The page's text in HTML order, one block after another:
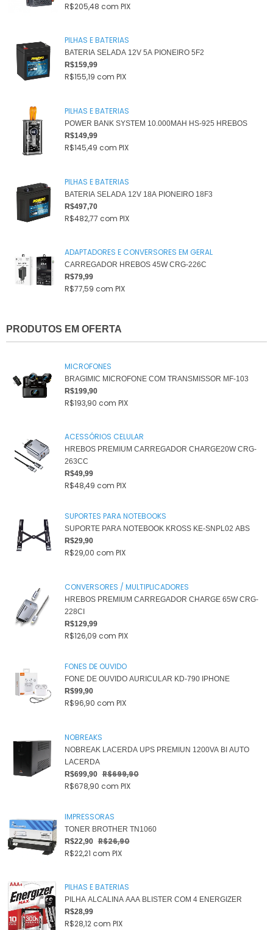
R$205,48 com PIX
PILHAS E BATERIAS
BATERIA SELADA 12V 5A PIONEIRO 5F2
R$159,99
R$155,19 com PIX
PILHAS E BATERIAS
POWER BANK SYSTEM 10.000MAH HS-925 HREBOS
R$149,99
R$145,49 com PIX
PILHAS E BATERIAS
BATERIA SELADA 12V 18A PIONEIRO 18F3
R$497,70
R$482,77 com PIX
ADAPTADORES E CONVERSORES EM GERAL
CARREGADOR HREBOS 45W CRG-226C
R$79,99
R$77,59 com PIX
PRODUTOS EM OFERTA
MICROFONES
BRAGIMIC MICROFONE COM TRANSMISSOR MF-103
R$199,90
R$193,90 com PIX
ACESSÓRIOS CELULAR
HREBOS PREMIUM CARREGADOR CHARGE20W CRG-
263CC
R$49,99
R$48,49 com PIX
SUPORTES PARA NOTEBOOKS
SUPORTE PARA NOTEBOOK KROSS KE-SNPL02 ABS
R$29,90
R$29,00 com PIX
CONVERSORES / MULTIPLICADORES
HREBOS PREMIUM CARREGADOR CHARGE 65W CRG-
228CI
R$129,99
R$126,09 com PIX
FONES DE OUVIDO
FONE DE OUVIDO AURICULAR KD-790 IPHONE
R$99,90
R$96,90 com PIX
NOBREAKS
NOBREAK LACERDA UPS PREMIUN 1200VA BI AUTO
LACERDA
R$699,90 R$699,90
R$678,90 com PIX
IMPRESSORAS
TONER BROTHER TN1060
R$22,90 R$26,90
R$22,21 com PIX
PILHAS E BATERIAS
PILHA ALCALINA AAA BLISTER COM 4 ENERGIZER
R$28,99
R$28,12 com PIX